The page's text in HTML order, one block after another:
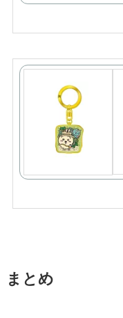
まとめ